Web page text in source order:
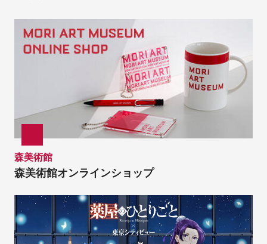
森美術館
森美術館オンラインショップ